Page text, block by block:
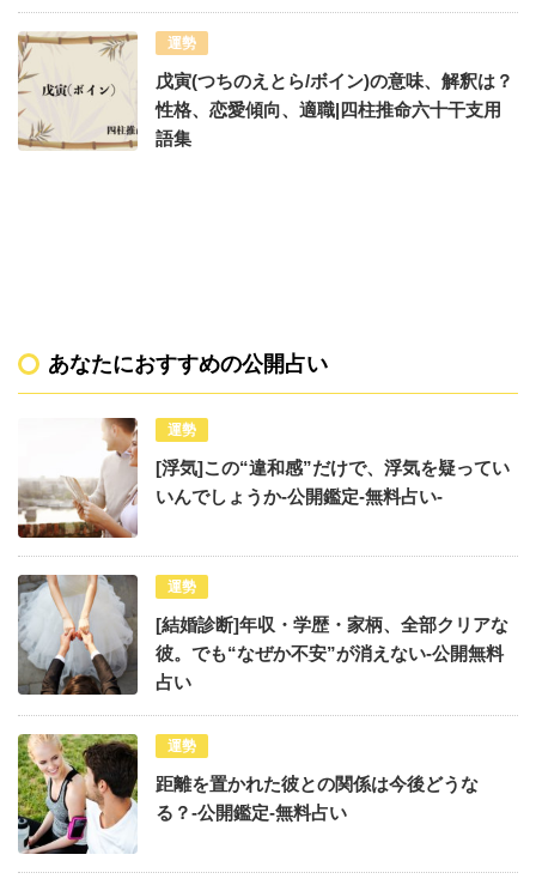
運勢
戊寅(つちのえとら/ボイン)の意味、解釈は？
性格、恋愛傾向、適職|四柱推命六十干支用
語集
あなたにおすすめの公開占い
運勢
[浮気]この“違和感”だけで、浮気を疑ってい
いんでしょうか-公開鑑定-無料占い-
運勢
[結婚診断]年収・学歴・家柄、全部クリアな
彼。でも“なぜか不安”が消えない-公開無料
占い
運勢
距離を置かれた彼との関係は今後どうな
る？-公開鑑定-無料占い